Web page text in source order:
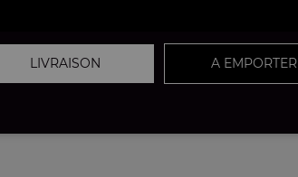
LIVRAISON A EMPORTER